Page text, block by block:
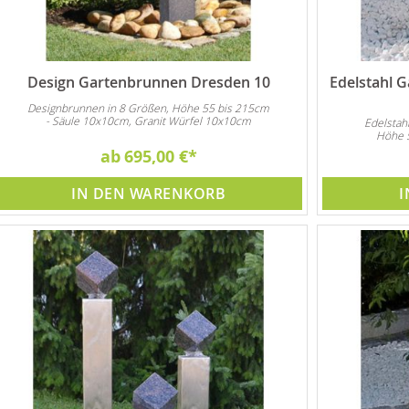
Design Gartenbrunnen Dresden 10
Designbrunnen in 8 Größen, Höhe 55 bis 215cm
- Säule 10x10cm, Granit Würfel 10x10cm
ab695,00 €
IN DEN WARENKORB
Edelstahl
Höhe